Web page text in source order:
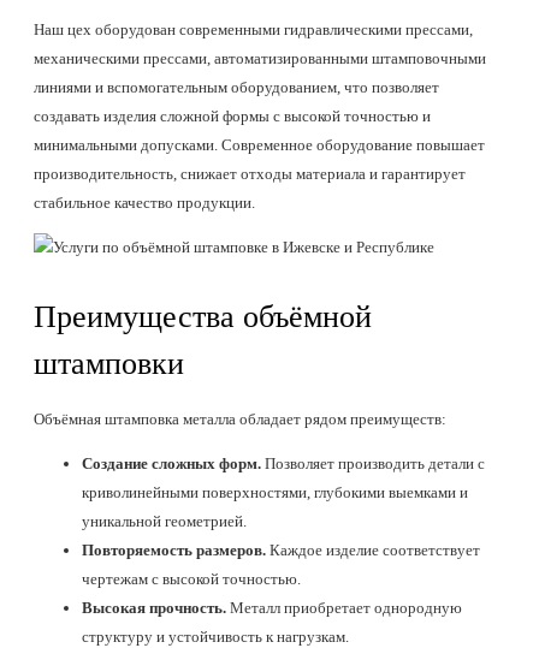
Наш цех оборудован современными гидравлическими прессами,
механическими прессами, автоматизированными штамповочными
линиями и вспомогательным оборудованием, что позволяет
создавать изделия сложной формы с высокой точностью и
минимальными допусками. Современное оборудование повышает
производительность, снижает отходы материала и гарантирует
стабильное качество продукции.
Преимущества объёмной
штамповки
Объёмная штамповка металла обладает рядом преимуществ:
Создание сложных форм. Позволяет производить детали с
криволинейными поверхностями, глубокими выемками и
уникальной геометрией.
Повторяемость размеров. Каждое изделие соответствует
чертежам с высокой точностью.
Высокая прочность. Металл приобретает однородную
структуру и устойчивость к нагрузкам.